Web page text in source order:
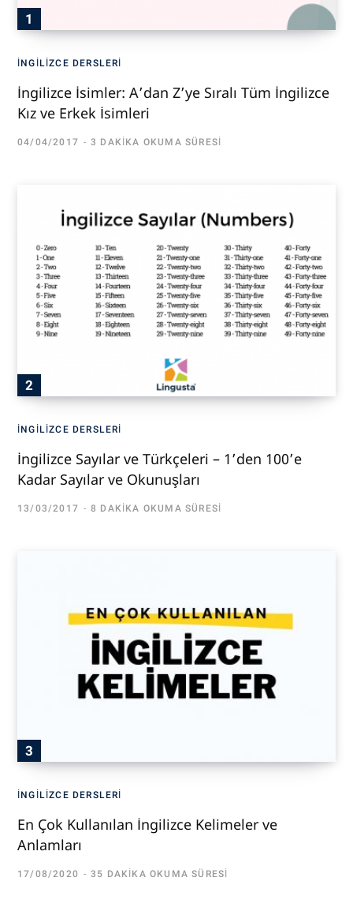
İNGILIZCE DERSLERI
İngilizce İsimler: A’dan Z’ye Sıralı Tüm İngilizce
Kız ve Erkek İsimleri
04/04/2017 3 DAKIKA OKUMA SÜRESI
İNGILIZCE DERSLERI
İngilizce Sayılar ve Türkçeleri – 1’den 100’e
Kadar Sayılar ve Okunuşları
13/03/2017 8 DAKIKA OKUMA SÜRESI
İNGILIZCE DERSLERI
En Çok Kullanılan İngilizce Kelimeler ve
Anlamları
17/08/2020 35 DAKIKA OKUMA SÜRESI